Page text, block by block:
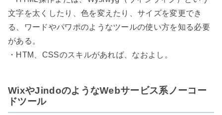
文字を太くしたり、色を変えたり、サイズを変更でき
る、ワードやパワポのようなツールの使い方を知る必要
がある。
・HTM、CSSのスキルがあれば、なおよし。
WixやJindoのようなWebサービス系ノーコー
ドツール